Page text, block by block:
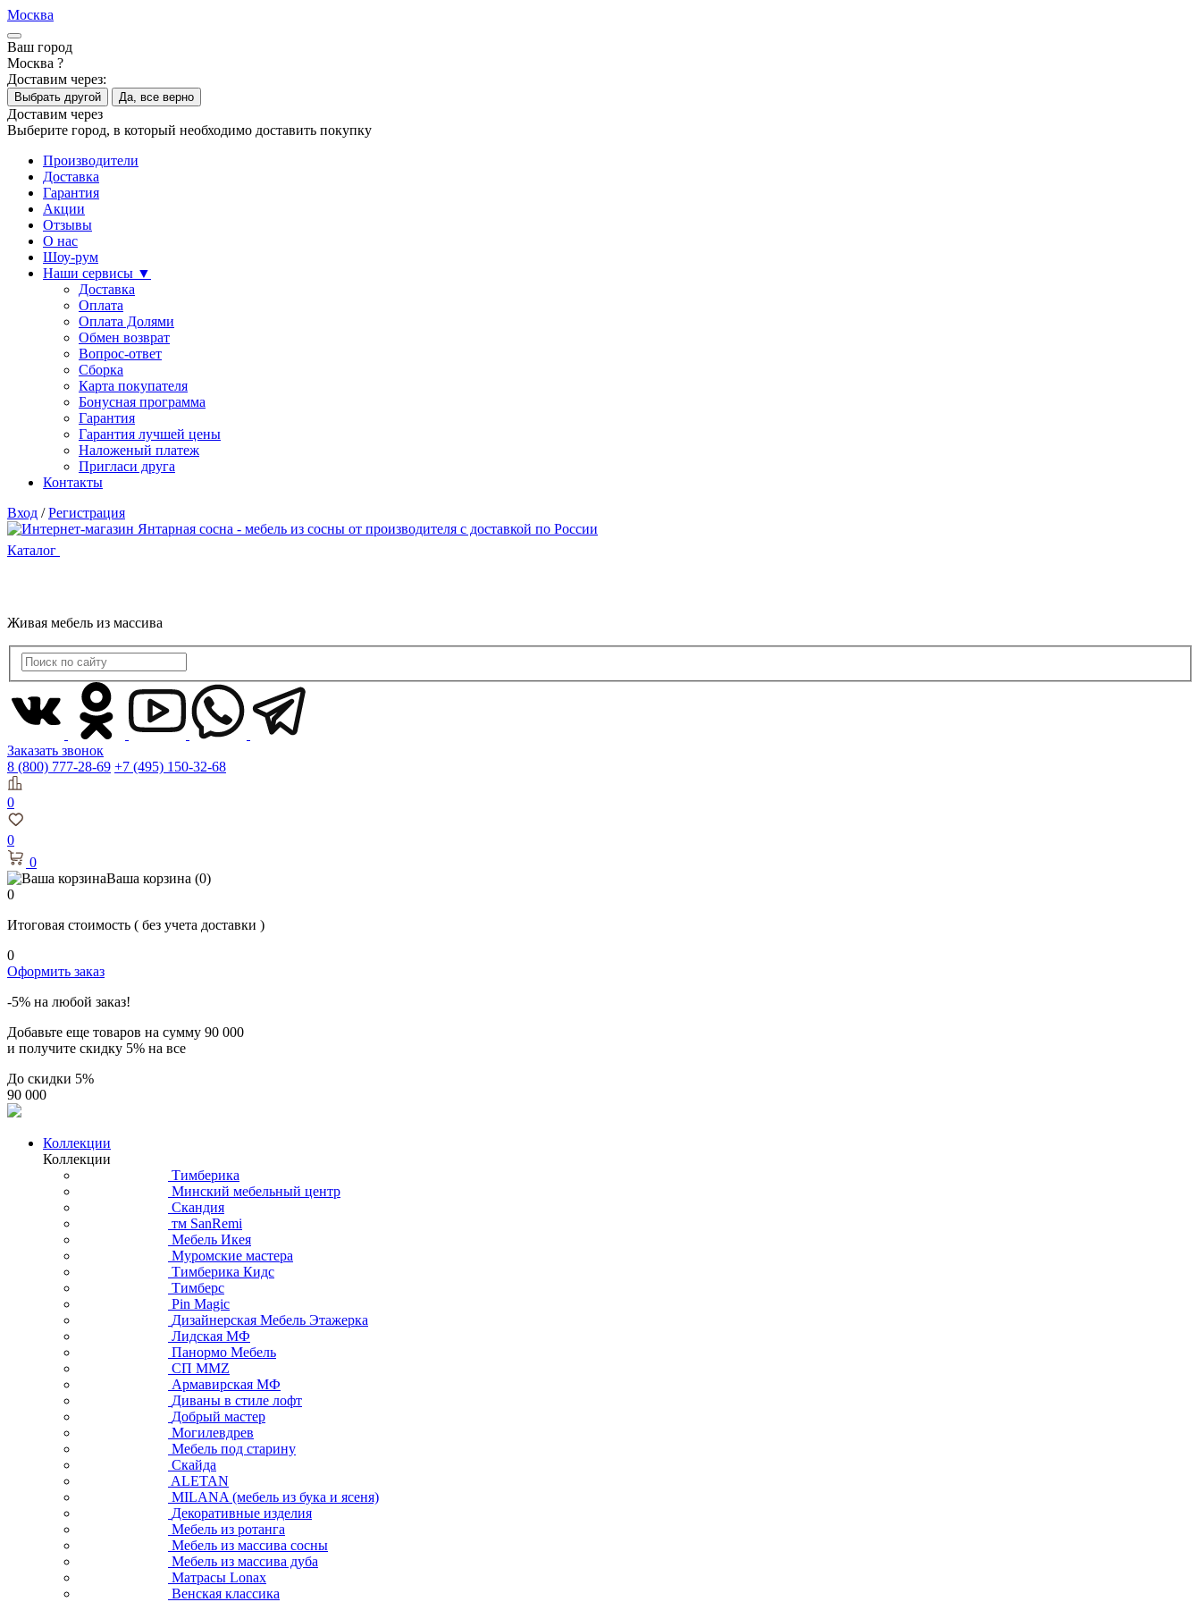
Москва
Ваш город
Москва ?
Доставим через:
Выбрать другой Да, все верно
Доставим через
Выберите город, в который необходимо доставить покупку
Производители
Доставка
Гарантия
Акции
Отзывы
О нас
Шоу-рум
Наши сервисы ▼
Доставка
Оплата
Оплата Долями
Обмен возврат
Вопрос-ответ
Сборка
Карта покупателя
Бонусная программа
Гарантия
Гарантия лучшей цены
Наложеный платеж
Пригласи друга
Контакты
Вход / Регистрация
Каталог
Живая мебель из массива
Заказать звонок
8 (800) 777-28-69 +7 (495) 150-32-68
0
0
0
Ваша корзина (0)
0
Итоговая стоимость ( без учета доставки )
0
Оформить заказ
-5% на любой заказ!
Добавьте еще товаров на сумму 90 000
и получите скидку 5% на все
До скидки 5%
90 000
Коллекции
Коллекции
Тимберика
Минский мебельный центр
Скандия
тм SanRemi
Мебель Икея
Муромские мастера
Тимберика Кидс
Тимберс
Pin Magic
Дизайнерская Мебель Этажерка
Лидская МФ
Панормо Мебель
СП ММZ
Армавирская МФ
Диваны в стиле лофт
Добрый мастер
Могилевдрев
Мебель под старину
Скайда
ALETAN
MILANA (мебель из бука и ясеня)
Декоративные изделия
Мебель из ротанга
Мебель из массива сосны
Мебель из массива дуба
Матрасы Lonax
Венская классика